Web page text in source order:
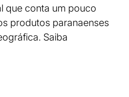
que conta um pouco
produtos paranaenses
Saiba